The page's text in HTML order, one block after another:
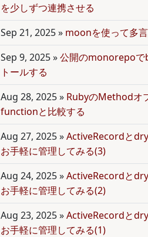
を少しずつ連携させる
Sep 21, 2025» moonを使って多
Sep 9, 2025»公開のmonorepoで
トールする
Aug 28, 2025» RubyのMethodオ
functionと比較する
Aug 27, 2025»ActiveRecordと
お手軽に管理してみる(3)
Aug 24, 2025»ActiveRecordと
お手軽に管理してみる(2)
Aug 23, 2025»ActiveRecordと
お手軽に管理してみる(1)